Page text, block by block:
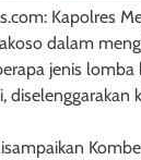
Kapolres
dalam
jenis
diselenggarakan